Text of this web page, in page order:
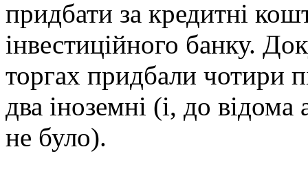
придбати за кредитні
інвестиційного банку.
торгах придбали чотири
два іноземні (і, до
не було).